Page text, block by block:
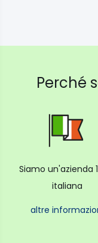
Perché
Siamo un'azienda
italiana
altre